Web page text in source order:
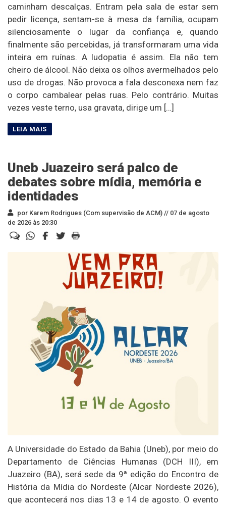
caminham descalças. Entram pela sala de estar sem
pedir licença, sentam-se à mesa da família, ocupam
silenciosamente o lugar da confiança e, quando
finalmente são percebidas, já transformaram uma vida
inteira em ruínas. A ludopatia é assim. Ela não tem
cheiro de álcool. Não deixa os olhos avermelhados pelo
uso de drogas. Não provoca a fala desconexa nem faz
o corpo cambalear pelas ruas. Pelo contrário. Muitas
vezes veste terno, usa gravata, dirige um […]
Uneb Juazeiro será palco de
debates sobre mídia, memória e
identidades
por Karem Rodrigues (Com supervisão de ACM) // 07 de agosto
de 2026 às 20:30
A Universidade do Estado da Bahia (Uneb), por meio do
Departamento de Ciências Humanas (DCH III), em
Juazeiro (BA), será sede da 9ª edição do Encontro de
História da Mídia do Nordeste (Alcar Nordeste 2026),
que acontecerá nos dias 13 e 14 de agosto. O evento